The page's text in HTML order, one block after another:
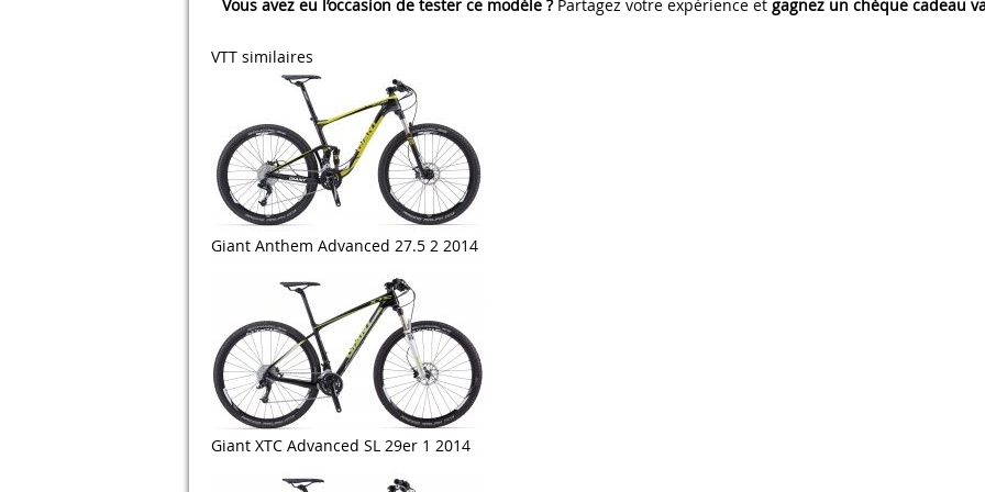
Vous avez eu l’occasion de tester ce modèle ?Partagez votre expérience et gagnez un chèque cadeau
VTT similaires
Giant Anthem Advanced 27.5 2 2014
Giant XTC Advanced SL 29er 1 2014